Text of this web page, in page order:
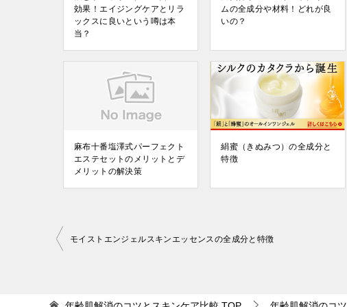
効果！エイジングケアとリラ
ックスに良いという噂は本
当？
ムの全成分や材料！どれが良
いの？
麻布十番塩澤式パーフェクト
エステセットのメリットとデ
メリットの解決策
絹蜜（きぬみつ）の全成分と
特徴
投
ビ
モイストエンジェルスキンエッセンスの全成分と特徴